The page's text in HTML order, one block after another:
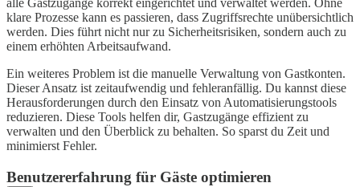
alle Gastzugänge korrekt eingerichtet und verwaltet werden. Ohne
klare Prozesse kann es passieren, dass Zugriffsrechte unübersichtlich
werden. Dies führt nicht nur zu Sicherheitsrisiken, sondern auch zu
einem erhöhten Arbeitsaufwand.
Ein weiteres Problem ist die manuelle Verwaltung von Gastkonten.
Dieser Ansatz ist zeitaufwendig und fehleranfällig. Du kannst diese
Herausforderungen durch den Einsatz von Automatisierungstools
reduzieren. Diese Tools helfen dir, Gastzugänge effizient zu
verwalten und den Überblick zu behalten. So sparst du Zeit und
minimierst Fehler.
Benutzererfahrung für Gäste optimieren